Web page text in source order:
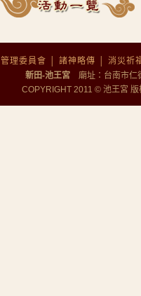
福，佑國安民。
【安太歲】科儀
.....
管理委員會 諸神略傳
消災祈
新田-池王宮 廟址：台南市仁
COPYRIGHT 2011 © 池王宮